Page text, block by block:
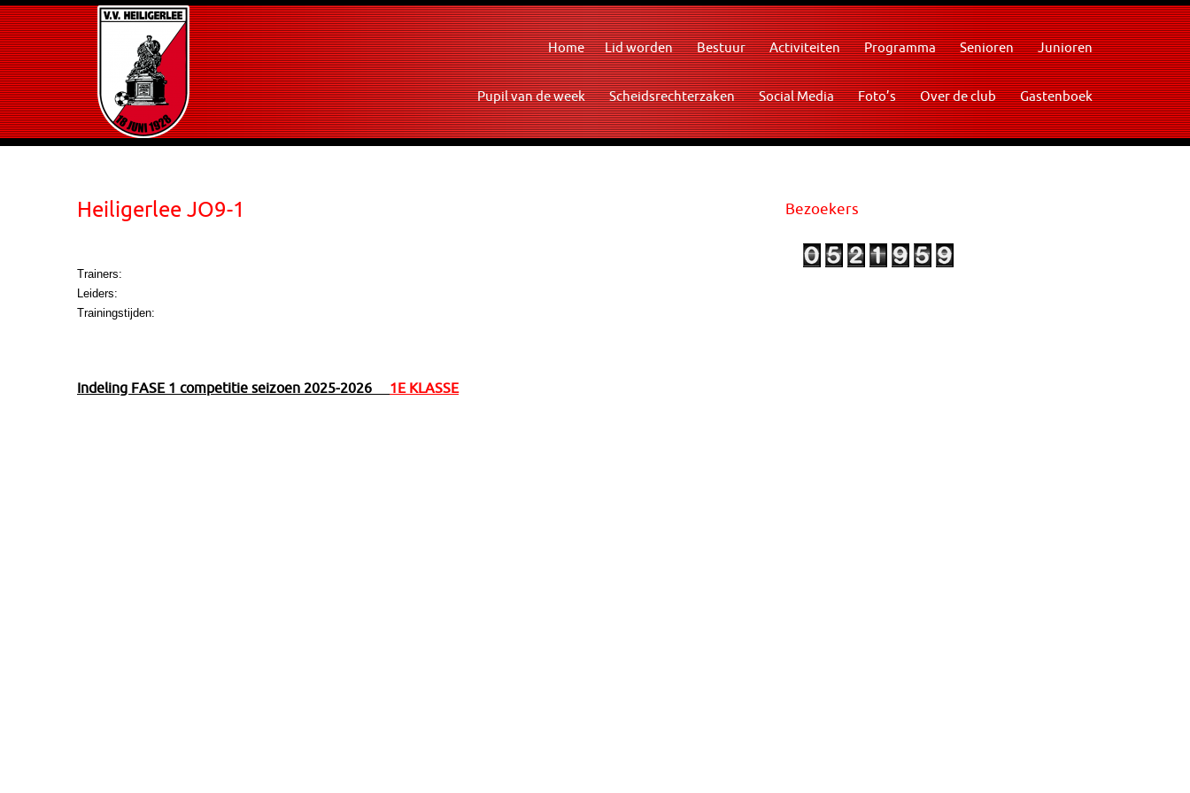
Home Lid worden Bestuur Activiteiten Programma Senioren Junioren
Pupil van de week Scheidsrechterzaken Social Media Foto’s Over de club Gastenboek
Heiligerlee JO9-1
Trainers:
Leiders:
Trainingstijden:
Indeling FASE 1 competitie seizoen 2025-2026 1E KLASSE
Bezoekers